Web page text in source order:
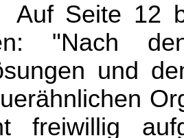
Auf Seite 12
"Nach
und
freiwillig